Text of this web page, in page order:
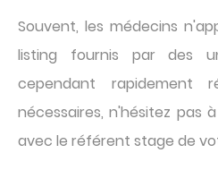
Souvent, les médecins
listing fournis par des
cependant rapidement
nécessaires, n'hésitez pas
avec le référent stage de